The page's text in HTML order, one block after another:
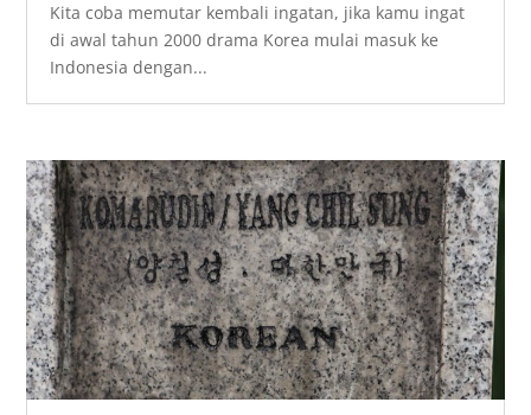
Kita coba memutar kembali ingatan, jika kamu ingat
di awal tahun 2000 drama Korea mulai masuk ke
Indonesia dengan...